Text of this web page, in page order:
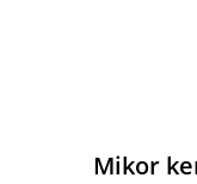
Mikor